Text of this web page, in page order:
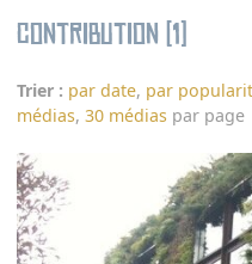
Contribution (1)
Trier : par date, par
médias,30 médias par page